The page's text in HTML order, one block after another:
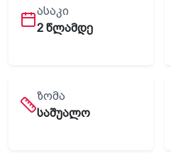
ᲐᲡᲐᲙᲘ
2 წლამდე
ᲖᲝᲛᲐ
საშუალო